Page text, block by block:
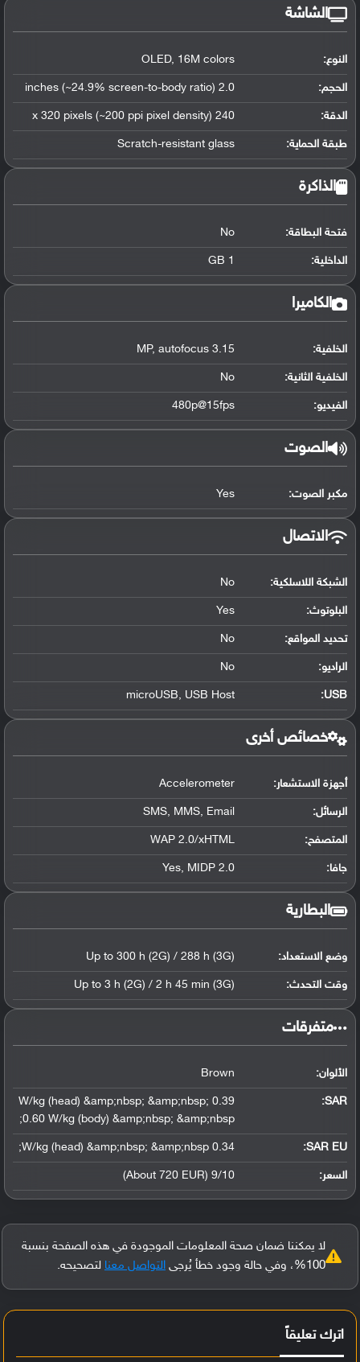
الشاشة
النوع: OLED, 16M colors
الحجم: 2.0 inches (~24.9% screen-to-body ratio)
الدقة: 240 x 320 pixels (~200 ppi pixel density)
طبقة الحماية: Scratch-resistant glass
الذاكرة
فتحة البطاقة: No
الداخلية: 1 GB
الكاميرا
الخلفية: 3.15 MP, autofocus
الخلفية الثانية: No
الفيديو: 480p@15fps
الصوت
مكبر الصوت: Yes
الاتصال
الشبكة اللاسلكية: No
البلوتوث:
Yes
تحديد المواقع:
No
الراديو: No
USB
:
microUSB, USB Host
خصائص أخرى
أجهزة الاستشعار: Accelerometer
الرسائل: SMS, MMS, Email
المتصفح: WAP 2.0/xHTML
جافا: Yes, MIDP 2.0
البطارية
وضع الاستعداد: Up to 300 h (2G) / 288 h (3G)
وقت التحدث: Up to 3 h (2G) / 2 h 45 min (3G)
‏متفرقات‏
الألوان: Brown
SAR
:
0.39 W/kg (head) &amp;nbsp; &amp;nbsp;
0.60 W/kg (body) &amp;nbsp; &amp;nbsp;
SAR EU:
0.34 W/kg (head) &amp;nbsp; &amp;nbsp;
السعر: 9/10 (About 720 EUR)
لا يمكننا ضمان صحة المعلومات الموجودة في هذه الصفحة بنسبة
100%، وفي حالة وجود خطأ يُرجى
التواصل معنا لتصحيحه.
اترك تعليقاً